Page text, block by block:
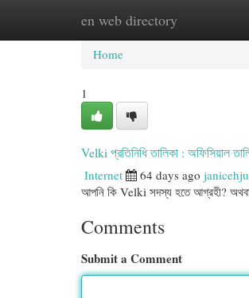
en web directory
Home New Site Listings
Home
1
Velki প্রতিনিধি তালিকা : অফিসিয়াল
Internet 64 days ago
আপনি কি Velki সদস্য হতে আগ্রহী? অথবা
Comments
Submit a Comment